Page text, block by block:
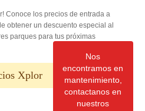
Conoce los precios de entrada a
obtener un descuento especial al
parques para tus próximas
Xplor
Nos
encontramos en
mantenimiento,
contactanos en
nuestros